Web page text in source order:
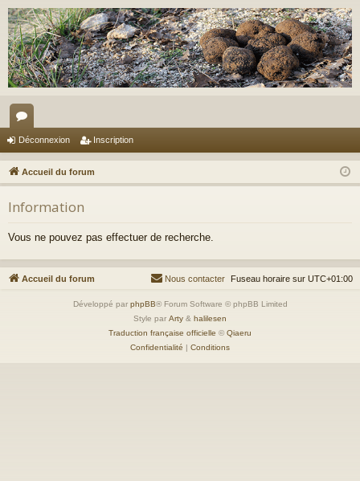
or
u
m
s
Déconnexion Inscription
Accueil du forum
Information
Vous ne pouvez pas effectuer de recherche.
Accueil du forum Fuseau horaire sur UTC+01:00
Nous contacter
Développé par phpBB® Forum Software © phpBB Limited
Style par Arty & halilesen
Traduction française officielle © Qiaeru
Confidentialité | Conditions